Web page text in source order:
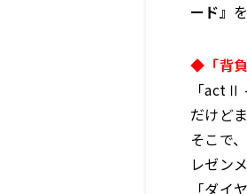
ード』
◆「背負
「actⅡ
だけど
そこで
レゼン
「ダイ